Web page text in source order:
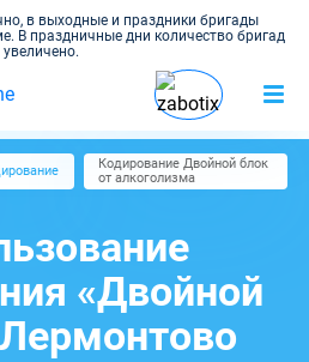
в выходные и праздники бригады
В праздничные дни количество бригад
увеличено.
Кодирование Двойной блок
от алкоголизма
«Двойной